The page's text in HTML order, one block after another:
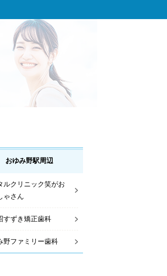
おゆみ野駅周辺
ルクリニック笑がお
ゃさん
すずき矯正歯科
野ファミリー歯科